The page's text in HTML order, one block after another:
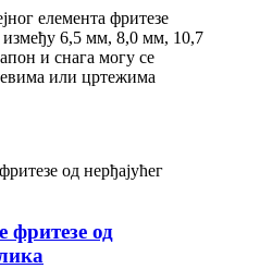
елемента фритезе
између 6,5 мм, 8,0 мм, 10,7
и снага могу се
или цртежима
фритезе од